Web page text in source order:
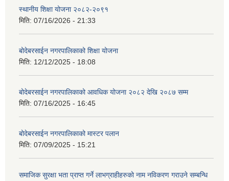
स्थानीय शिक्षा योजना २०८२-२०९१
मिति: 07/16/2026 - 21:33
बोदेबरसाईन नगरपालिकाको शिक्षा योजना
मिति: 12/12/2025 - 18:08
बोदेबरसाईन नगरपालिकाको आवधिक योजना २०८२ देखि २०८७ सम्म
मिति: 07/16/2025 - 16:45
बोदेबरसाईन नगरपालिकाको मास्टर पलान
मिति: 07/09/2025 - 15:21
समाजिक सुरक्षा भता प्राप्त गर्ने लाभग्राहीहरुको नाम नविकरण गराउने सम्बन्धि